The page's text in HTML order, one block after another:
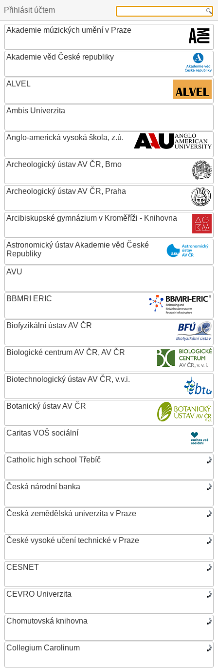
Přihlásit účtem
Akademie múzických umění v Praze
Akademie věd České republiky
ALVEL
Ambis Univerzita
Anglo-americká vysoká škola, z.ú.
Archeologický ústav AV ČR, Brno
Archeologický ústav AV ČR, Praha
Arcibiskupské gymnázium v Kroměříži - Knihovna
Astronomický ústav Akademie věd České
Republiky
AVU
BBMRI ERIC
Biofyzikální ústav AV ČR
Biologické centrum AV ČR, AV ČR
Biotechnologický ústav AV ČR, v.v.i.
Botanický ústav AV ČR
Caritas VOŠ sociální
Catholic high school Třebíč
Česká národní banka
Česká zemědělská univerzita v Praze
České vysoké učení technické v Praze
CESNET
CEVRO Univerzita
Chomutovská knihovna
Collegium Carolinum